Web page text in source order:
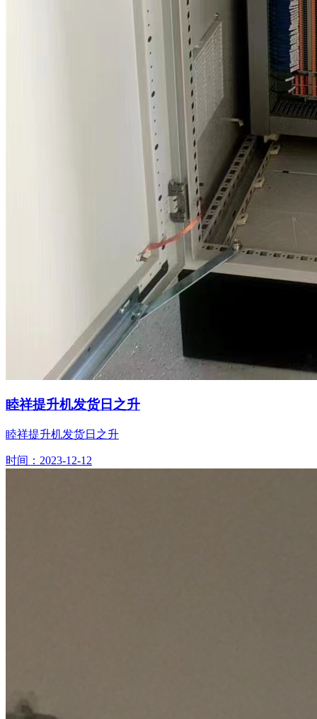
睦祥提升机发货日之升
睦祥提升机发货日之升
时间：2023-12-12